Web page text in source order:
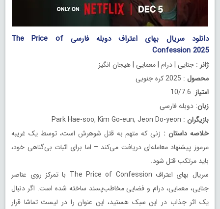
دانلود سریال بهای اعتراف دوبله فارسی The Price of
Confession 2025
ژانر : جنایی | درام | معمایی | هیجان انگیز
محصول : 2025 کره جنوبی
امتیاز: 10/7.6
زبان: دوبله فارسی
بازیگران : Park Hae-soo, Kim Go-eun, Jeon Do-yeon
خلاصه داستان : زنی که متهم به قتل شوهرش است، توسط یک غریبه
مرموز پیشنهاد معامله‌ای دریافت می‌کند – اما برای اثبات بی‌گناهی خود،
باید مرتکب قتل شود.
سریال بهای اعتراف The Price of Confession با تمرکز روی عناصر
جنایی، معمایی، درام و فضایی مخاطب‌پسند ساخته شده است. اگر دنبال
یک اثر جذاب در این سبک هستید، این عنوان را در لیست تماشا قرار